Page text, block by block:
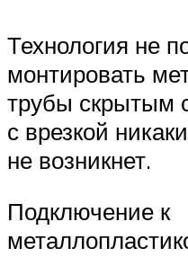
Технология не
монтировать
трубы скрытым
с врезкой
не возникнет.
Подключение к